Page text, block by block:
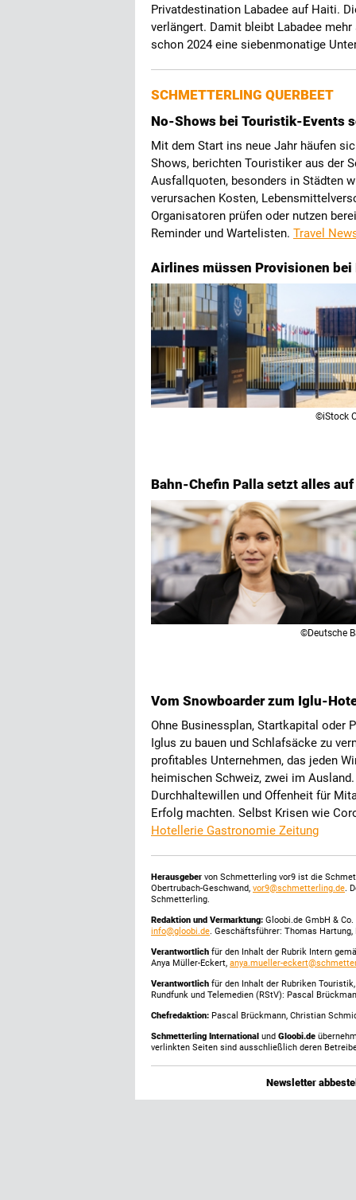
Privatdestination Labadee auf Haiti.
verlängert. Damit bleibt Labadee
schon 2024 eine siebenmonatige
SCHMETTERLING QUERBEET
No-Shows bei Touristik-Events
Mit dem Start ins neue Jahr häufen
Shows, berichten Touristiker aus der
Ausfallquoten, besonders in Städten
verursachen Kosten,
Organisatoren prüfen oder nutzen
Reminder und Wartelisten. Travel
Airlines müssen Provisionen
©iStock
Bahn-Chefin Palla setzt alles
©Deutsche
Vom Snowboarder zum Iglu-
Ohne Businessplan, Startkapital oder
Iglus zu bauen und Schlafsäcke zu
profitables Unternehmen, das jeden
heimischen Schweiz, zwei im
Durchhaltewillen und Offenheit für
Erfolg machten. Selbst Krisen wie
Hotellerie Gastronomie Zeitung
Herausgeber von Schmetterling vor9 ist die
Obertrubach-Geschwand, vor9@schmetterling.de.
Schmetterling.
Redaktion und Vermarktung: Gloobi.de GmbH &
info@gloobi.de. Geschäftsführer: Thomas
Verantwortlich für den Inhalt der Rubrik Intern
Anya Müller-Eckert, anya.mueller-
Verantwortlich für den Inhalt der Rubriken
Rundfunk und Telemedien (RStV): Pascal
Chefredaktion: Pascal Brückmann, Christian
Schmetterling International und Gloobi.de
verlinkten Seiten sind ausschließlich deren
Newsletter